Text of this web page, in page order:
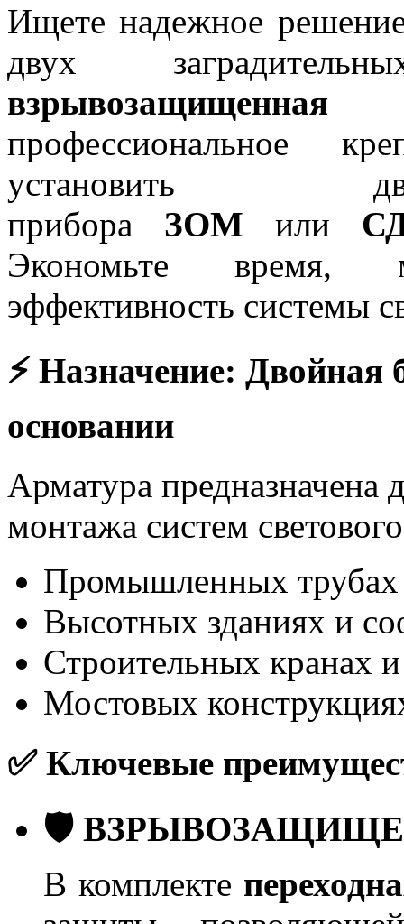
Ищете надежное
двух
взрывозащищенная
профессиональное
установить
прибора ЗОМ или
Экономьте время,
эффективность системы
⚡ Назначение: Двойная
основании
Арматура предназначена
монтажа систем
Промышленных
Высотных зданиях и
Строительных кранах
Мостовых
✅ Ключевые
🛡️
В комплекте